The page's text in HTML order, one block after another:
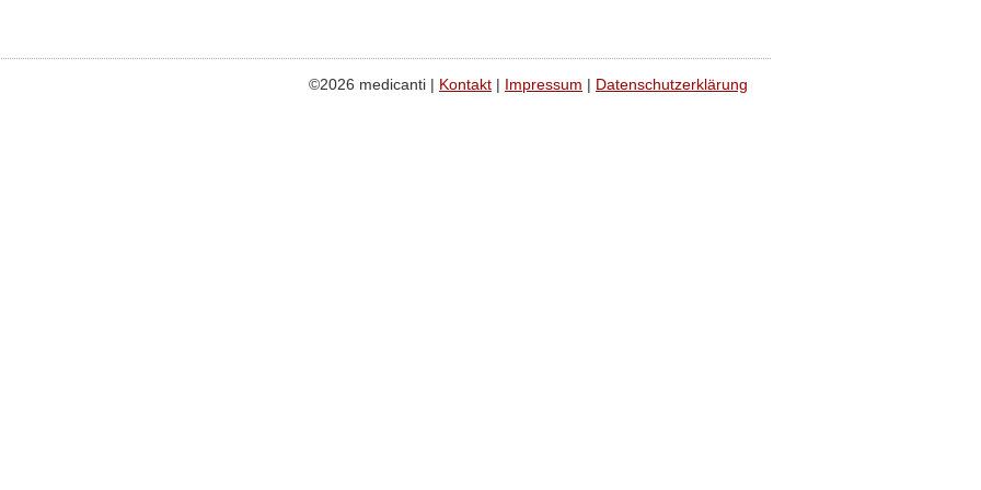
©2026 medicanti | Kontakt | Impressum | Datenschutzerklärung